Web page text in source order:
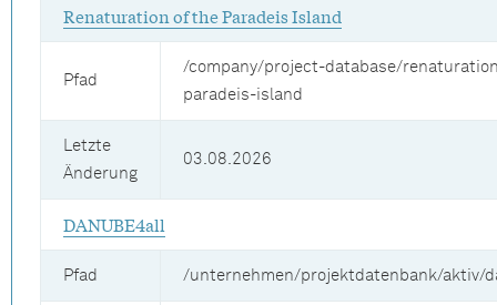
Renaturation of the Paradeis Island
Pfad
/company/project-database/
paradeis-island
Letzte
Änderung
03.08.2026
DANUBE4all
Pfad /unternehmen/projektdatenbank/aktiv/